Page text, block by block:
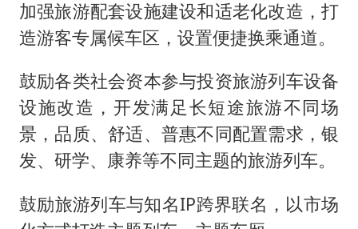
加强旅游配套设施建设和适老化改造，打
造游客专属候车区，设置便捷换乘通道。
鼓励各类社会资本参与投资旅游列车设备
设施改造，开发满足长短途旅游不同场
景，品质、舒适、普惠不同配置需求，银
发、研学、康养等不同主题的旅游列车。
鼓励旅游列车与知名IP跨界联名，以市场